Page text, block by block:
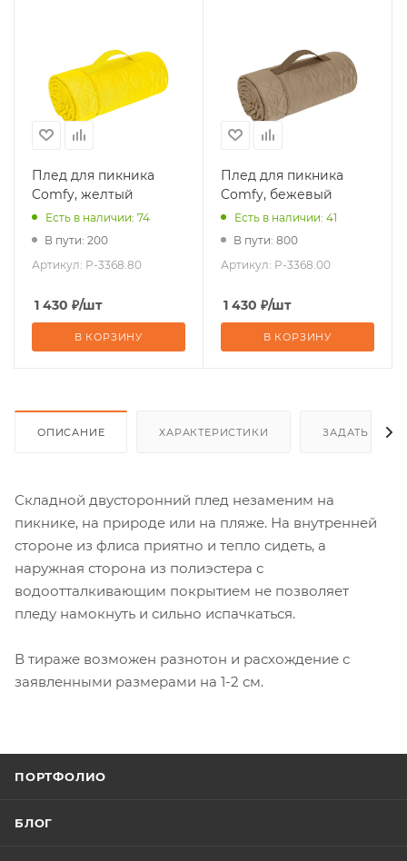
Плед для пикника
Comfy, желтый
Есть в наличии: 74
В пути: 200
Артикул: P-3368.80
1 430 ₽/шт
В КОРЗИНУ
Плед для пикника
Comfy, бежевый
Есть в наличии: 41
В пути: 800
Артикул: P-3368.00
1 430 ₽/шт
В КОРЗИНУ
ОПИСАНИЕ ХАРАКТЕРИСТИКИ ЗАДАТЬ
Складной двусторонний плед незаменим на
пикнике, на природе или на пляже. На внутренней
стороне из флиса приятно и тепло сидеть, а
наружная сторона из полиэстера с
водоотталкивающим покрытием не позволяет
пледу намокнуть и сильно испачкаться.
В тираже возможен разнотон и расхождение с
заявленными размерами на 1-2 см.
ПОРТФОЛИО
БЛОГ